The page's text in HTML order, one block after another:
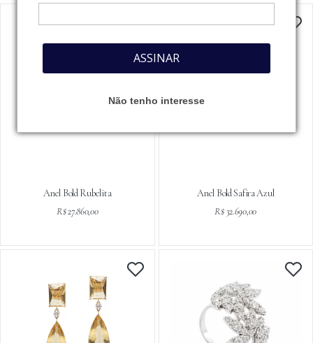
ASSINAR
Não tenho interesse
Anel Bold Rubelita
R$ 27.860,00
Anel Bold Safira Azul
R$ 32.690,00